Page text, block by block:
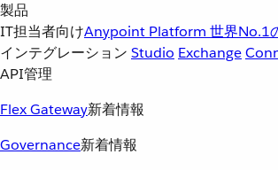
製品
IT担当者向けAnypoint Platform 世界No.1
インテグレーション Studio Exchange
API管理
Flex Gateway新着情報
Governance新着情報